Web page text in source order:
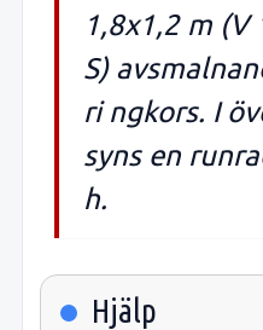
1,8x1,2 m (V
S)
ri ngkors. I
syns en
h.
Hjälp